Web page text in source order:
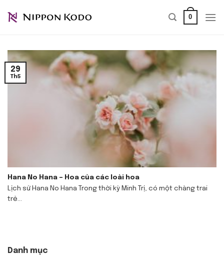
qua
0
Hana No Hana – Hoa của các loài hoa
Lịch sử Hana No Hana Trong thời kỳ Minh Trị, có một chàng trai
trẻ...
29
Th5
Danh mục